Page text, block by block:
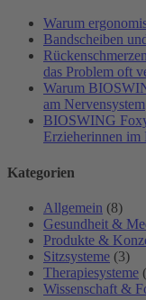
Warum
Bandscheiben
das Problem oft
Warum
am Nervensystem
BIOSWING
Erzieherinnen
Kategorien
Allgemein (8)
Gesundheit &
Produkte &
Sitzsysteme (3)
Therapiesysteme
Wissenschaft &